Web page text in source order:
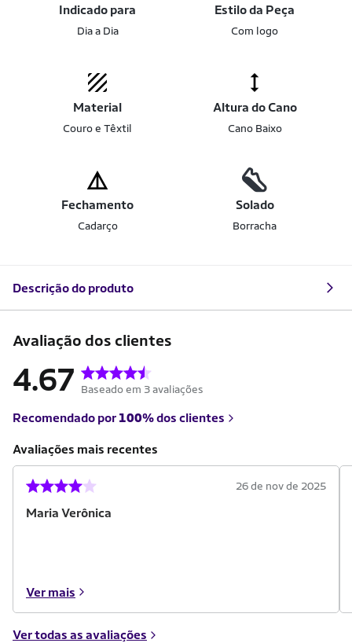
Indicado para
Dia a Dia
Estilo da Peça
Com logo
Material
Couro e Têxtil
Altura do Cano
Cano Baixo
Fechamento
Cadarço
Solado
Borracha
Descrição do produto
Avaliação dos clientes
4.67 Baseado em 3 avaliações
Recomendado por 100%dos clientes
Avaliações mais recentes
Maria Verônica
26 de nov de 2025
Ver mais
Ver todas as avaliações